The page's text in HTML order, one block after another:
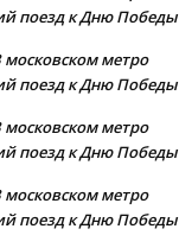
поезд к Дню Победы
московском метро
поезд к Дню Победы
московском метро
поезд к Дню Победы
московском метро
поезд к Дню Победы